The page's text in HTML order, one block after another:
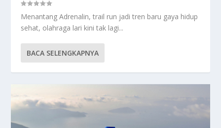
Menantang Adrenalin, trail run jadi tren baru gaya hidup
sehat, olahraga lari kini tak lagi...
BACA SELENGKAPNYA